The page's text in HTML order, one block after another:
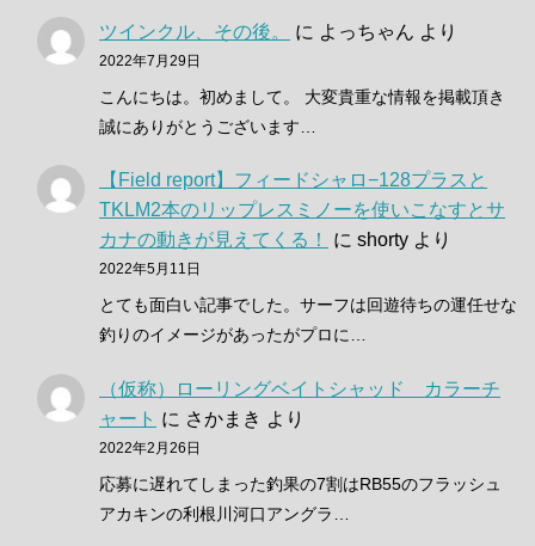
ツインクル、その後。 に よっちゃん より
2022年7月29日
こんにちは。初めまして。 大変貴重な情報を掲載頂き
誠にありがとうございます…
【Field report】フィードシャロ−128プラスと
TKLM2本のリップレスミノーを使いこなすとサ
カナの動きが見えてくる！
に shorty より
2022年5月11日
とても面白い記事でした。サーフは回遊待ちの運任せな
釣りのイメージがあったがプロに…
（仮称）ローリングベイトシャッド カラーチ
ャート に さかまき より
2022年2月26日
応募に遅れてしまった釣果の7割はRB55のフラッシュ
アカキンの利根川河口アングラ…